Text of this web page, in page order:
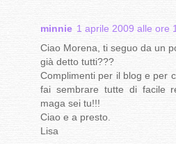
minnie 1 aprile 2009 alle ore
Ciao Morena, ti seguo da un
già detto tutti???
Complimenti per il blog e per
fai sembrare tutte di facile
maga sei tu!!!
Ciao e a presto.
Lisa